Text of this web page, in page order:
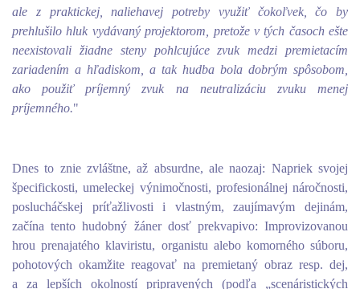
ale z praktickej, naliehavej potreby využiť čokoľvek, čo by
prehlušilo hluk vydávaný projektorom, pretože v tých časoch ešte
neexistovali žiadne steny pohlcujúce zvuk medzi premietacím
zariadením a hľadiskom, a tak hudba bola dobrým spôsobom,
ako použiť príjemný zvuk na neutralizáciu zvuku menej
príjemného."
Dnes to znie zvláštne, až absurdne, ale naozaj: Napriek svojej
špecifickosti, umeleckej výnimočnosti, profesionálnej náročnosti,
poslucháčskej príťažlivosti i vlastným, zaujímavým dejinám,
začína tento hudobný žáner dosť prekvapivo: Improvizovanou
hrou prenajatého klaviristu, organistu alebo komorného súboru,
pohotových okamžite reagovať na premietaný obraz resp. dej,
a za lepších okolností pripravených (podľa „scenáristických